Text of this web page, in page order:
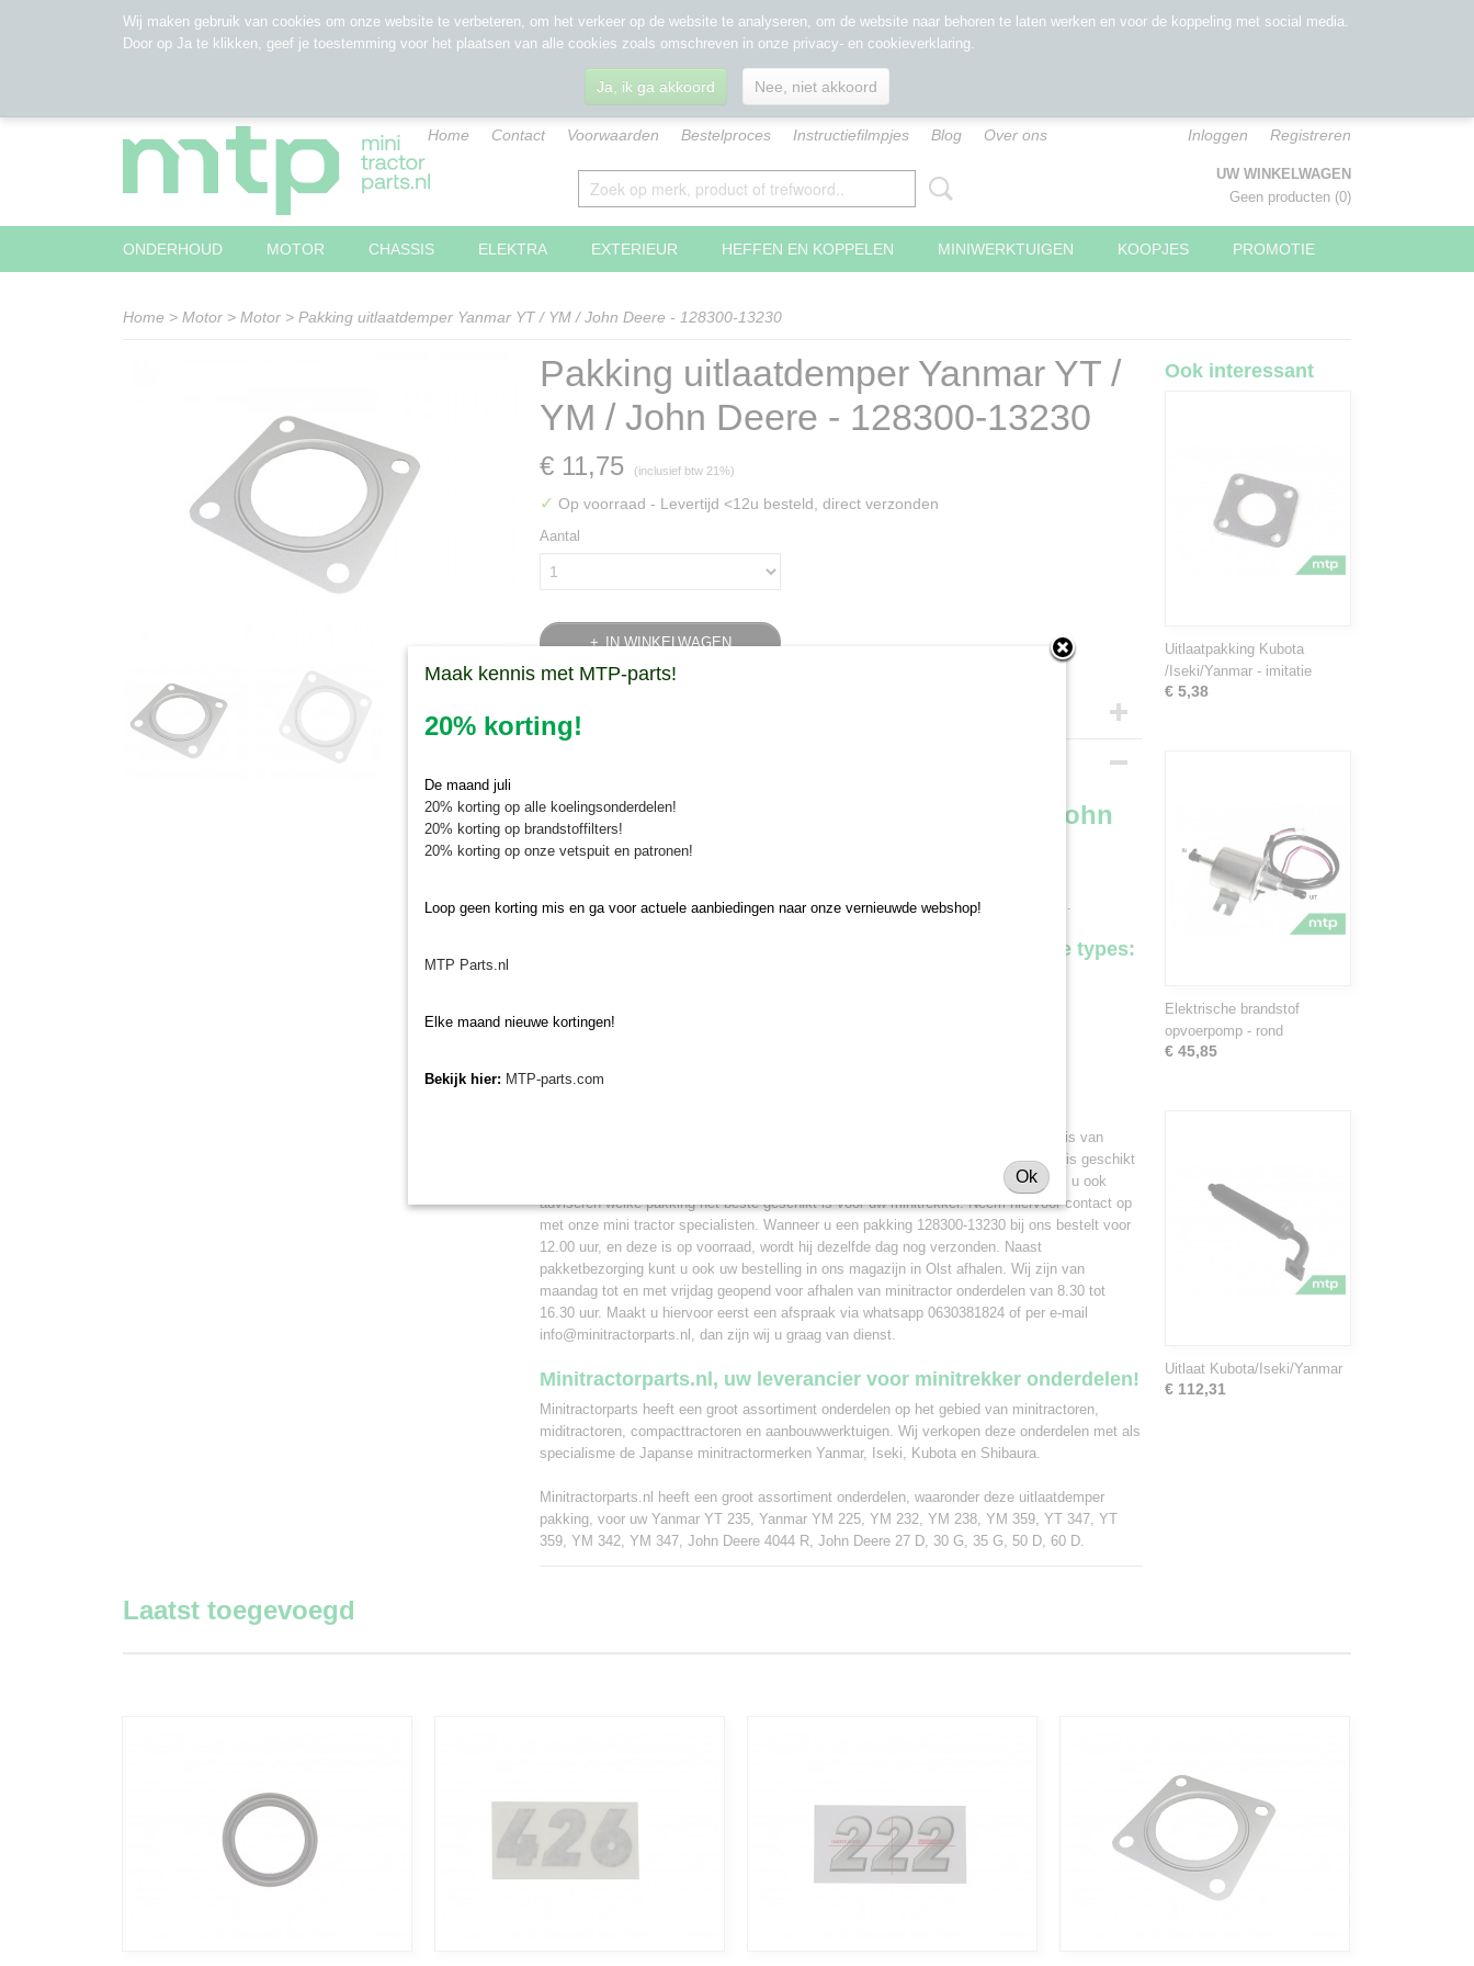
Home Contact Voorwaarden Bestelproces Instructiefilmpjes Blog Over ons Inloggen Registreren
UW WINKELWAGEN
Geen producten (0)
ONDERHOUD MOTOR CHASSIS ELEKTRA EXTERIEUR HEFFEN EN KOPPELEN MINIWERKTUIGEN KOOPJES PROMOTIE
Home > Motor > Motor > Pakking uitlaatdemper Yanmar YT / YM / John Deere - 128300-13230
Pakking uitlaatdemper Yanmar YT /
YM / John Deere - 128300-13230
€ 11,75 (inclusief btw 21%)
✓ Op voorraad - Levertijd <12u besteld, direct verzonden
Aantal
IN WINKELWAGEN
Pakking uitlaatdemper Yanmar YT / YM / John
Deere - 128300-13230
Een Yanmar pakking 128300-13230 koopt u veilig en snel online bij Minitractorparts.
Deze uitlaatdemperpakking is geschikt voor de volgende types:
John Deere 4044R
Wanneer u deze pakking gaat vervangen op uw Yanmar of John Deere minitrekker is van
belang om het typenummer van uw tractor te vergelijken. De uitlaatdemperpakking is geschikt
voor meerdere Yanmar of John Deere mini tractoren. Bij Minitractorparts kunnen wij u ook
adviseren welke pakking het beste geschikt is voor uw minitrekker. Neem hiervoor contact op
met onze mini tractor specialisten. Wanneer u een pakking 128300-13230 bij ons bestelt voor
12.00 uur, en deze is op voorraad, wordt hij dezelfde dag nog verzonden. Naast
pakketbezorging kunt u ook uw bestelling in ons magazijn in Olst afhalen. Wij zijn van
maandag tot en met vrijdag geopend voor afhalen van minitractor onderdelen van 8.30 tot
16.30 uur. Maakt u hiervoor eerst een afspraak via whatsapp 0630381824 of per e-mail
info@minitractorparts.nl, dan zijn wij u graag van dienst.
Minitractorparts.nl, uw leverancier voor minitrekker onderdelen!
Minitractorparts heeft een groot assortiment onderdelen op het gebied van minitractoren,
miditractoren, compacttractoren en aanbouwwerktuigen. Wij verkopen deze onderdelen met als
specialisme de Japanse minitractormerken Yanmar, Iseki, Kubota en Shibaura.
Minitractorparts.nl heeft een groot assortiment onderdelen, waaronder deze uitlaatdemper
pakking, voor uw Yanmar YT 235, Yanmar YM 225, YM 232, YM 238, YM 359, YT 347, YT
359, YM 342, YM 347, John Deere 4044 R, John Deere 27 D, 30 G, 35 G, 50 D, 60 D.
Ook interessant
Uitlaatpakking Kubota
/Iseki/Yanmar - imitatie
€ 5,38
Elektrische brandstof
opvoerpomp - rond
€ 45,85
Uitlaat Kubota/Iseki/Yanmar
€ 112,31
Laatst toegevoegd
Wij maken gebruik van cookies om onze website te verbeteren, om het verkeer op de website te analyseren, om de website naar behoren te laten werken en voor de koppeling met social media.
Door op Ja te klikken, geef je toestemming voor het plaatsen van alle cookies zoals omschreven in onze privacy- en cookieverklaring.
Ja, ik ga akkoord Nee, niet akkoord
Maak kennis met MTP-parts!
20% korting!
De maand juli
20% korting op alle koelingsonderdelen!
20% korting op brandstoffilters!
20% korting op onze vetspuit en patronen!
Loop geen korting mis en ga voor actuele aanbiedingen naar onze vernieuwde webshop!
MTP Parts.nl
Elke maand nieuwe kortingen!
Bekijk hier: MTP-parts.com
Ok